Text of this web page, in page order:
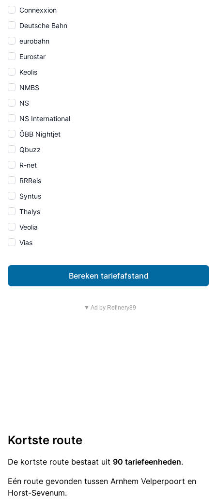
Connexxion
Deutsche Bahn
eurobahn
Eurostar
Keolis
NMBS
NS
NS International
ÖBB Nightjet
Qbuzz
R-net
RRReis
Syntus
Thalys
Veolia
Vias
Bereken tariefafstand
▼ Ad by Refinery89
Kortste route
De kortste route bestaat uit 90 tariefeenheden.
Eén route gevonden tussen Arnhem Velperpoort en
Horst-Sevenum.